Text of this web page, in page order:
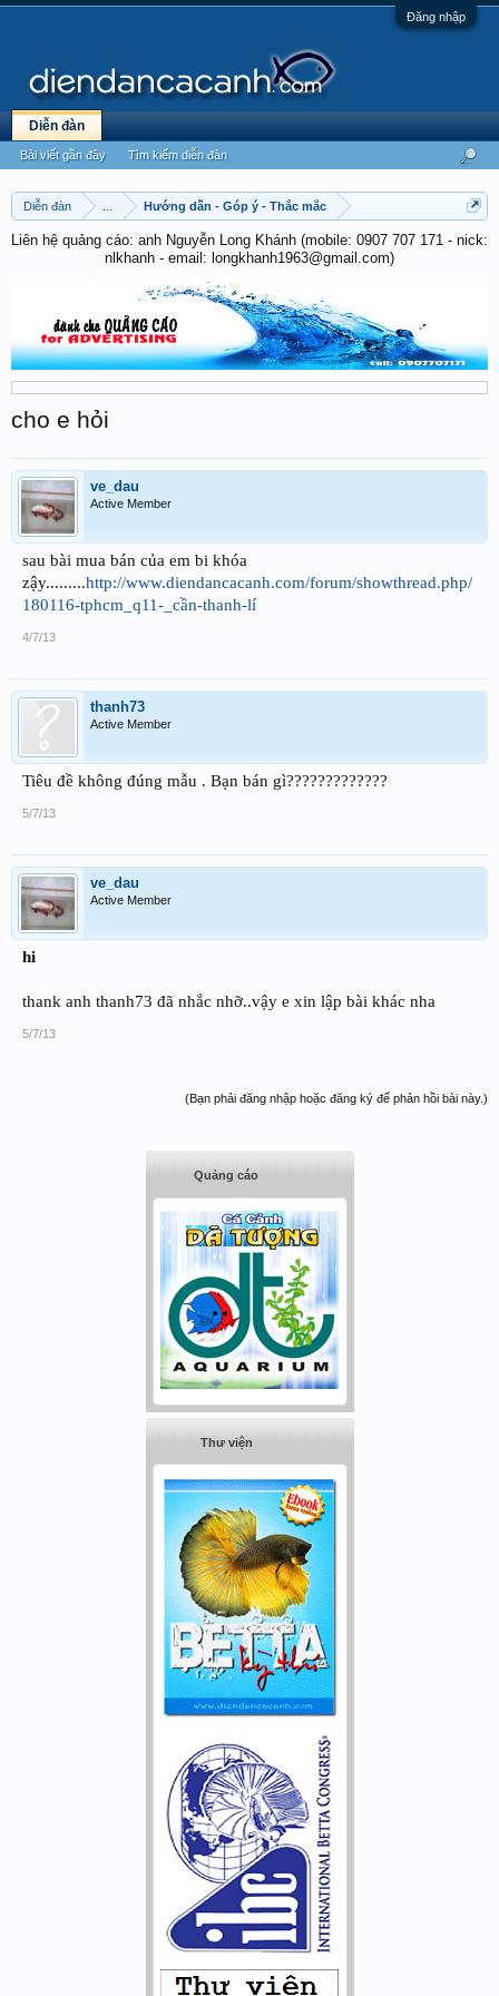
Đăng nhập
Diễn đàn Hướng dẫn - Góp ý - Thắc mắc
Liên hệ quảng cáo: anh Nguyễn Long Khánh (mobile: 0907 707 171 - nick:
nlkhanh - email: longkhanh1963@gmail.com)
cho e hỏi
ve_dau
Active Member
sau bài mua bán của em bi khóa
zậy.........http://www.diendancacanh.com/forum/showthread.php/
180116-tphcm_q11-_cần-thanh-lí
4/7/13
thanh73
Active Member
Tiêu đề không đúng mẫu . Bạn bán gì?????????????
5/7/13
ve_dau
Active Member
hi
thank anh thanh73 đã nhắc nhỡ..vậy e xin lập bài khác nha
5/7/13
(Bạn phải đăng nhập hoặc đăng ký để phản hồi bài này.)
Quảng cáo
Thư viện
Diễn đàn
Bài viết gần đây Tìm kiếm diễn đàn